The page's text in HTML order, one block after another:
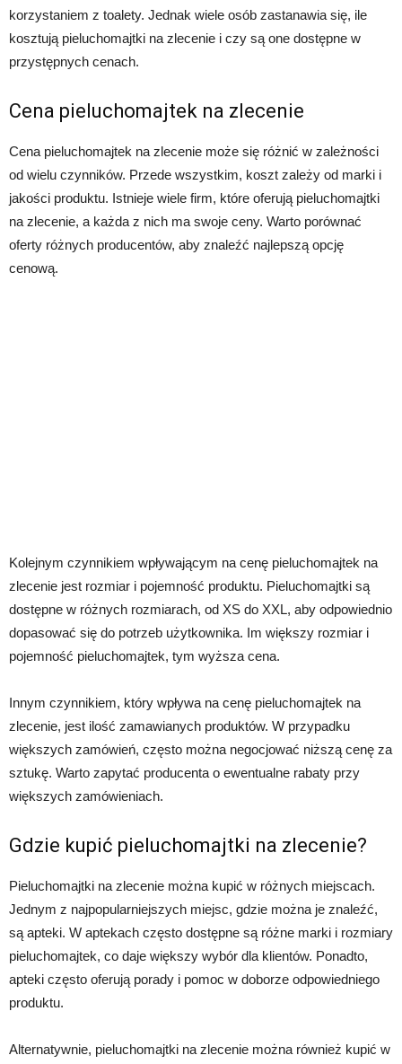
korzystaniem z toalety. Jednak wiele osób zastanawia się, ile
kosztują pieluchomajtki na zlecenie i czy są one dostępne w
przystępnych cenach.
Cena pieluchomajtek na zlecenie
Cena pieluchomajtek na zlecenie może się różnić w zależności
od wielu czynników. Przede wszystkim, koszt zależy od marki i
jakości produktu. Istnieje wiele firm, które oferują pieluchomajtki
na zlecenie, a każda z nich ma swoje ceny. Warto porównać
oferty różnych producentów, aby znaleźć najlepszą opcję
cenową.
Kolejnym czynnikiem wpływającym na cenę pieluchomajtek na
zlecenie jest rozmiar i pojemność produktu. Pieluchomajtki są
dostępne w różnych rozmiarach, od XS do XXL, aby odpowiednio
dopasować się do potrzeb użytkownika. Im większy rozmiar i
pojemność pieluchomajtek, tym wyższa cena.
Innym czynnikiem, który wpływa na cenę pieluchomajtek na
zlecenie, jest ilość zamawianych produktów. W przypadku
większych zamówień, często można negocjować niższą cenę za
sztukę. Warto zapytać producenta o ewentualne rabaty przy
większych zamówieniach.
Gdzie kupić pieluchomajtki na zlecenie?
Pieluchomajtki na zlecenie można kupić w różnych miejscach.
Jednym z najpopularniejszych miejsc, gdzie można je znaleźć,
są apteki. W aptekach często dostępne są różne marki i rozmiary
pieluchomajtek, co daje większy wybór dla klientów. Ponadto,
apteki często oferują porady i pomoc w doborze odpowiedniego
produktu.
Alternatywnie, pieluchomajtki na zlecenie można również kupić w